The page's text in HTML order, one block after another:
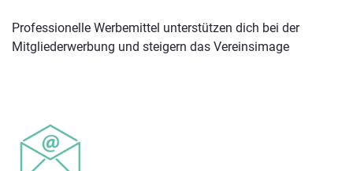
Professionelle Werbemittel unterstützen dich bei der
Mitgliederwerbung und steigern das Vereinsimage